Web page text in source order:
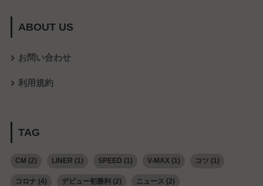
ABOUT US
お問い合わせ
利用規約
TAG
CM (2) LINER (1) SPEED (1) V-MAX(1) コツ (1)
コロナ(4) デビュー初勝利 (2) ニュース (2)